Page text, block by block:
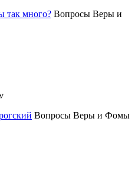
так много? Вопросы Веры и
Вопросы Веры и Фомы